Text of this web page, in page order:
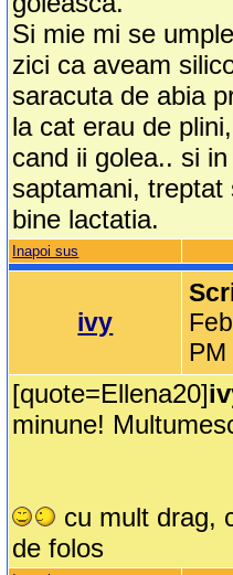
Si mie mi se
zici ca aveam
saracuta de abia
la cat erau de
cand ii golea.. si
saptamani,
bine lactatia.
Inapoi sus
ivy
PM
[quote=Ellena20]
minune!
cu mult drag,
de folos